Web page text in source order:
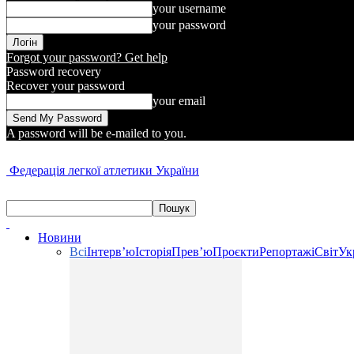
your username
your password
Forgot your password? Get help
Password recovery
Recover your password
your email
A password will be e-mailed to you.
Федерація легкої атлетики України
Новини
ВсіІнтерв’юІсторіяПрев’юПроєктиРепортажіСвіт